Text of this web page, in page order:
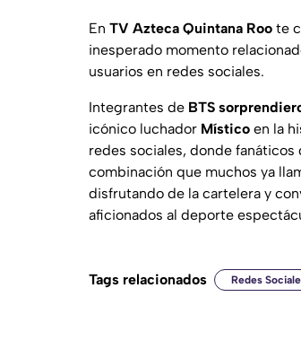
En TV Azteca Quintana Roo te
inesperado momento
usuarios en redes sociales.
Integrantes de BTS
icónico luchador Místico en la
redes sociales, donde fanáticos
combinación que muchos ya
disfrutando de la cartelera y
aficionados al deporte
Tags relacionados Redes